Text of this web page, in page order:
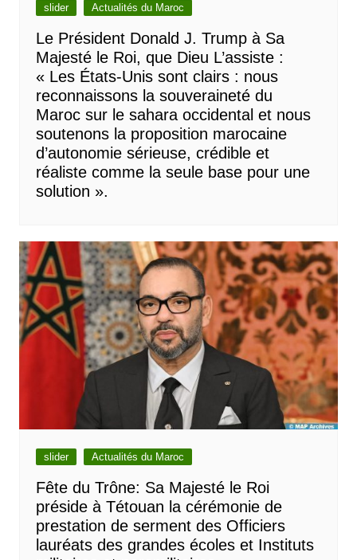
slider Actualités du Maroc
Le Président Donald J. Trump à Sa
Majesté le Roi, que Dieu L’assiste :
« Les États-Unis sont clairs : nous
reconnaissons la souveraineté du
Maroc sur le sahara occidental et nous
soutenons la proposition marocaine
d’autonomie sérieuse, crédible et
réaliste comme la seule base pour une
solution ».
slider Actualités du Maroc
Fête du Trône: Sa Majesté le Roi
préside à Tétouan la cérémonie de
prestation de serment des Officiers
lauréats des grandes écoles et Instituts